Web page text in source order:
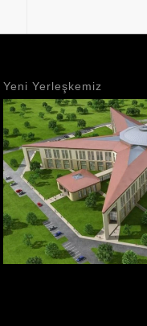
Yeni Yerleşkemiz